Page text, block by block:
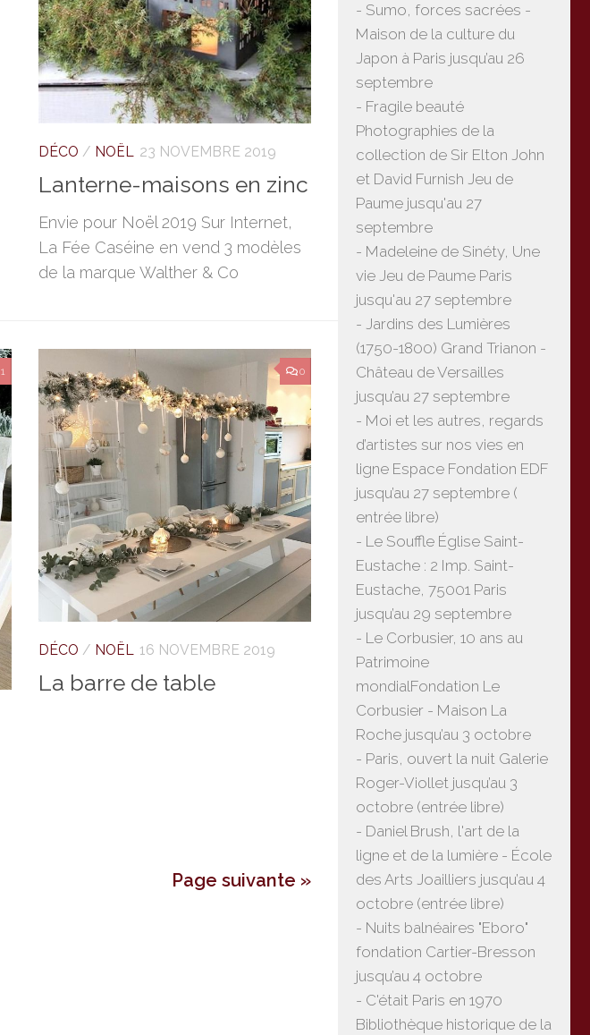
DÉCO / NOËL 23 NOVEMBRE 2019
Lanterne-maisons en zinc
Envie pour Noël 2019 Sur Internet,
La Fée Caséine en vend 3 modèles
de la marque Walther & Co
1 0
DÉCO / NOËL 16 NOVEMBRE 2019
La barre de table
Page suivante »
- Sumo, forces sacrées -
Maison de la culture du
Japon à Paris jusqu’au 26
septembre
- Fragile beauté
Photographies de la
collection de Sir Elton John
et David Furnish Jeu de
Paume jusqu'au 27
septembre
- Madeleine de Sinéty, Une
vie Jeu de Paume Paris
jusqu'au 27 septembre
- Jardins des Lumières
(1750-1800) Grand Trianon -
Château de Versailles
jusqu’au 27 septembre
- Moi et les autres, regards
d’artistes sur nos vies en
ligne Espace Fondation EDF
jusqu’au 27 septembre (
entrée libre)
- Le Souffle Église Saint-
Eustache : 2 Imp. Saint-
Eustache, 75001 Paris
jusqu’au 29 septembre
- Le Corbusier, 10 ans au
Patrimoine
mondialFondation Le
Corbusier - Maison La
Roche jusqu’au 3 octobre
- Paris, ouvert la nuit Galerie
Roger-Viollet jusqu’au 3
octobre (entrée libre)
- Daniel Brush, l'art de la
ligne et de la lumière - École
des Arts Joailliers jusqu’au 4
octobre (entrée libre)
- Nuits balnéaires "Eboro"
fondation Cartier-Bresson
jusqu’au 4 octobre
- C'était Paris en 1970
Bibliothèque historique de la